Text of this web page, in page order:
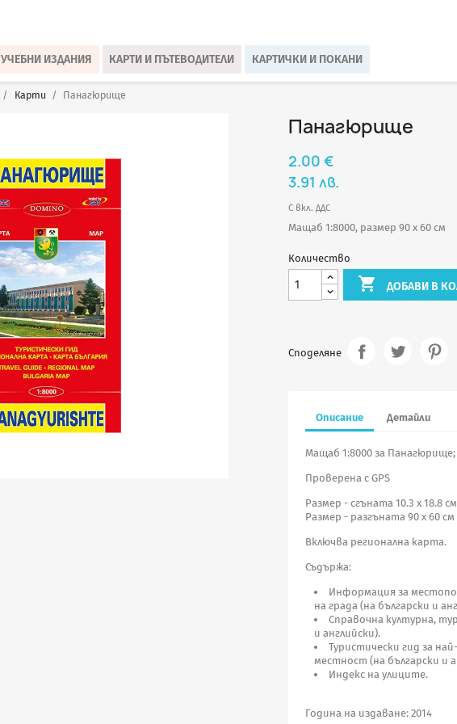
УЧЕБНИ ИЗДАНИЯ КАРТИ И ПЪТЕВОДИТЕЛИ КАРТИЧКИ И ПОКАНИ
Карти Панагюрище
Панагюрище
2.00 €
3.91 лв.
С вкл. ДДС
Мащаб 1:8000, размер 90 х 60 см
Количество
 ДОБАВИ В
Споделяне
Описание Детайли
Мащаб 1:8000 за Панагюрище;
Проверена с GPS
Размер - сгъната 10.3 х 18.8 см
Размер - разгъната 90 х 60 см
Включва регионална карта.
Съдържа:
Информация за
на града (на български и
Справочна културна,
и английски).
Туристически гид за
местност (на български и
Индекс на улиците.
Година на издаване: 2014